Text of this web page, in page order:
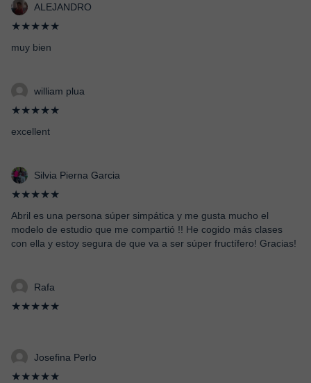
ALEJANDRO
★★★★★
muy bien
william plua
★★★★★
excellent
Silvia Pierna Garcia
★★★★★
Abril es una persona súper simpática y me gusta mucho el
modelo de estudio que me compartió !! He cogido más clases
con ella y estoy segura de que va a ser súper fructífero! Gracias!
Rafa
★★★★★
Josefina Perlo
★★★★★